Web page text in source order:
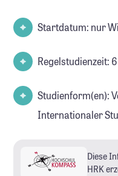
Startdatum: nur
Regelstudienzeit:
Studienform(en):
Internationaler
Diese
HRK